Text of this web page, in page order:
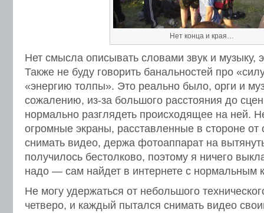
Нет конца и края…
Нет смысла описывать словами звук и музыку,
Также не буду говорить банальностей про
«энергию толпы». Это реально было, орги и
сожалению, из-за большого расстояния до
нормально разглядеть происходящее на ней.
огромные экраны, расставленные в стороне
снимать видео, держа фотоаппарат на
получилось бестолково, поэтому я ничего
надо — сам найдет в интернете с нормальным
Не могу удержаться от небольшого
четверо, и каждый пытался снимать видео